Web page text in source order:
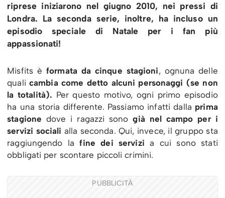
riprese iniziarono nel giugno 2010, nei pressi di
Londra. La seconda serie, inoltre, ha incluso un
episodio speciale di Natale per i fan più
appassionati!
Misfits è formata da cinque stagioni, ognuna delle
qualicambia come detto alcuni personaggi (se non
la totalità). Per questo motivo, ogni primo episodio
ha una storia differente. Passiamo infatti dalla prima
stagione dove i ragazzi sono già nel campo per i
servizi sociali alla seconda. Qui, invece, il gruppo sta
raggiungendo lafine dei servizi a cui sono stati
obbligati per scontare piccoli crimini.
PUBBLICITÀ